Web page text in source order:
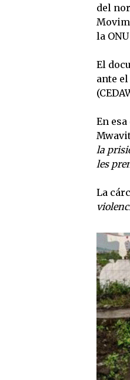
del
la
El
ante
En
la
les
La